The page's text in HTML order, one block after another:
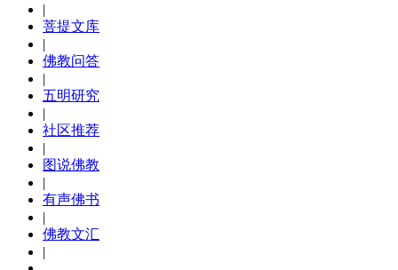
|
菩提文库
|
佛教问答
|
五明研究
|
社区推荐
|
图说佛教
|
有声佛书
|
佛教文汇
|